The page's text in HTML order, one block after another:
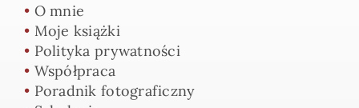
• O mnie
• Moje książki
• Polityka prywatności
• Współpraca
• Poradnik fotograficzny